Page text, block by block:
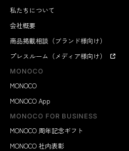
私たちについて
会社概要
商品掲載相談（ブランド様向け）
プレスルーム（メディア様向け）
MONOCO
MONOCO
MONOCO App
MONOCO FOR BUSINESS
MONOCO 周年記念ギフト
MONOCO 社内表彰